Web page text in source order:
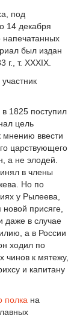
под
14 декабря
напечатанных
был издан
т. XXXIX.
1825 поступил
цель
мнению ввести
царствующего
а не элодей.
в члены
Но по
у Рылеева,
присяге,
даже в случае
а в России
ходил по
чинов к мятежу,
и капитану
полка на